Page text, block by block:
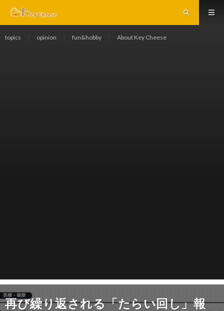
topics opinion fun&hobby About Key Cheese
再び繰り返される「たらい回し」報